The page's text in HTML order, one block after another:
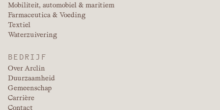
Mobiliteit, automobiel & maritiem
Farmaceutica & Voeding
Textiel
Waterzuivering
BEDRIJF
Over Arclin
Duurzaamheid
Gemeenschap
Carrière
Contact